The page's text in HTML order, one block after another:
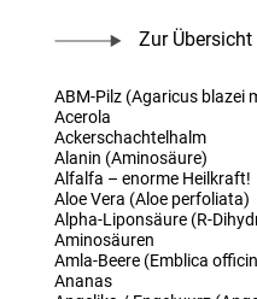
Zur Übersicht
ABM-Pilz (Agaricus blazei
Acerola
Ackerschachtelhalm
Alanin (Aminosäure)
Alfalfa – enorme Heilkraft!
Aloe Vera (Aloe perfoliata)
Alpha-Liponsäure (R-
Aminosäuren
Amla-Beere (Emblica
Ananas